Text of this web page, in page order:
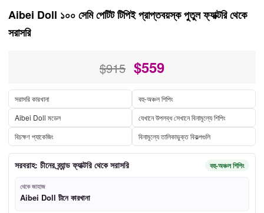
Aibei Doll ১০০ সেমি পেটিট টিপিই প্রাপ্তবয়স্ক পুতুল ফ্যাক্টরি থেকে
সরাসরি
$915 $559
সরাসরি কারখানা
বহু-অঞ্চল শিপিং
Aibei Doll মডেল
যেখানে উপলব্ধ সেখানে বিনামূল্যে শিপিং
বিচক্ষণ প্যাকেজিং
বিনামূল্যে তালিকাভুক্ত বিকল্পগুলি
সরবরাহ: চীনের ব্র্যান্ড ফ্যাক্টরি থেকে সরাসরি বহু-অঞ্চল শিপিং
থেকে জাহাজ
Aibei Doll চীনে কারখানা